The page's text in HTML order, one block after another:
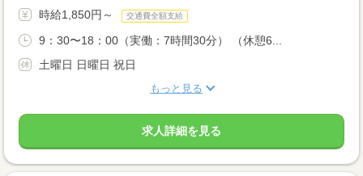
時給1,850円～ 交通費全額支給
9：30〜18：00（実働：7時間30分） （休憩6...
土曜日 日曜日 祝日
もっと見る
求人詳細を見る